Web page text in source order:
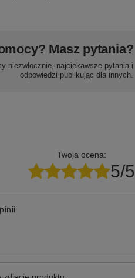
Masz pytania?
niezwłocznie, najciekawsze pytania i
odpowiedzi publikując dla innych.
Twoja ocena:
5/5